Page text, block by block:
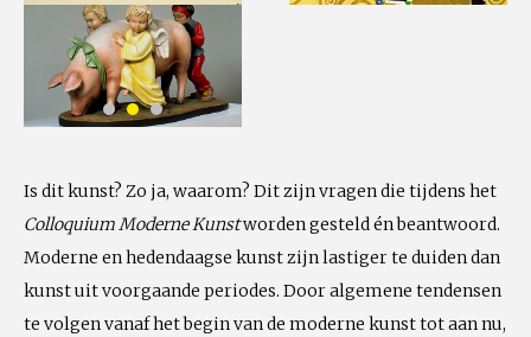
Is dit kunst? Zo ja, waarom? Dit zijn vragen die tijdens het
Colloquium Moderne Kunstworden gesteld én beantwoord.
Moderne en hedendaagse kunst zijn lastiger te duiden dan
kunst uit voorgaande periodes. Door algemene tendensen
te volgen vanaf het begin van de moderne kunst tot aan nu,